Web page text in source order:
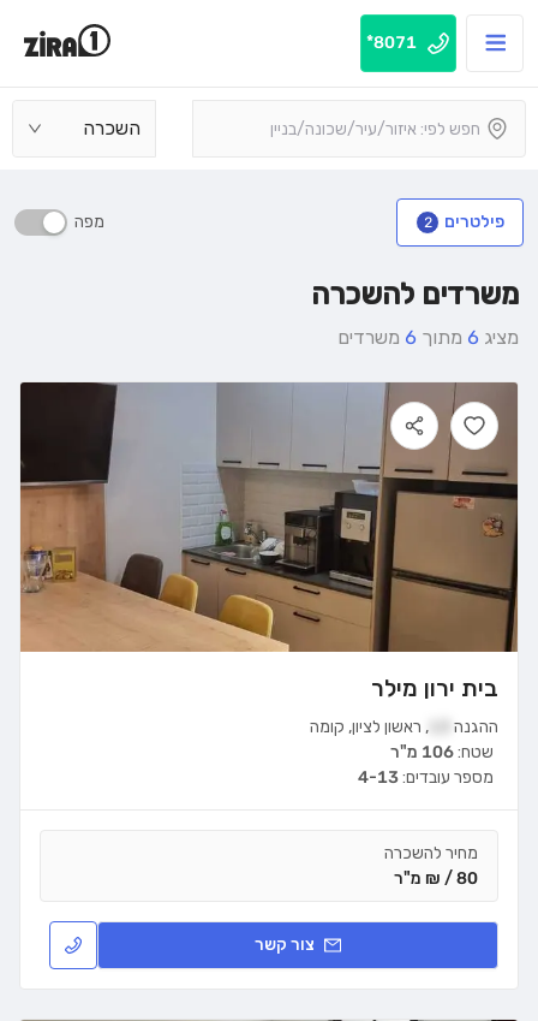
8071*
השכרה
פילטרים 2 מפה
משרדים להשכרה
מציג 6 מתוך 6 משרדים
בית ירון מילר
ההגנה , ראשון לציון, קומה
שטח:106 מ"ר
מספר עובדים:4-13
מחיר להשכרה
80 / ₪ מ"ר
צור קשר